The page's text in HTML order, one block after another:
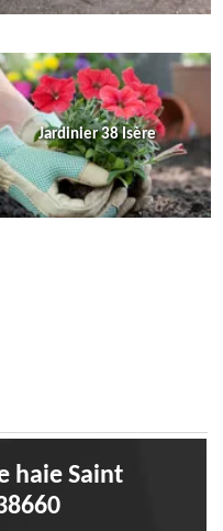
Jardinier 38 Isère
haie Saint